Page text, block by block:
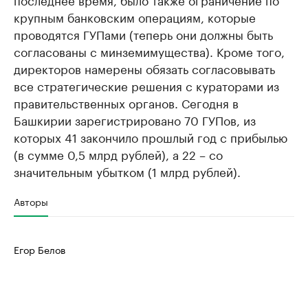
крупным банковским операциям, которые
проводятся ГУПами (теперь они должны быть
согласованы с минземимущества). Кроме того,
директоров намерены обязать согласовывать
все стратегические решения с кураторами из
правительственных органов. Сегодня в
Башкирии зарегистрировано 70 ГУПов, из
которых 41 закончило прошлый год с прибылью
(в сумме 0,5 млрд рублей), а 22 – со
значительным убытком (1 млрд рублей).
Авторы
Егор Белов